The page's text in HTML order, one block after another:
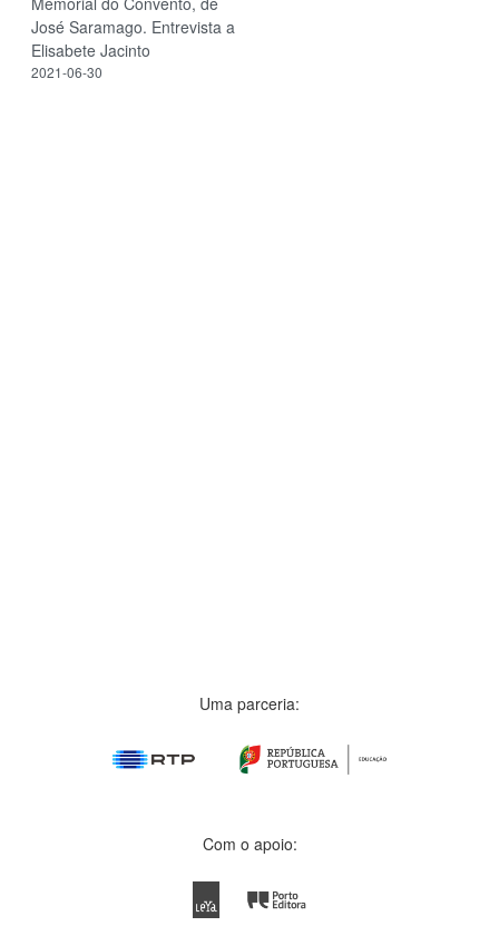
José Saramago. Entrevista a
Elisabete Jacinto
2021-06-30
Uma parceria:
Com o apoio: